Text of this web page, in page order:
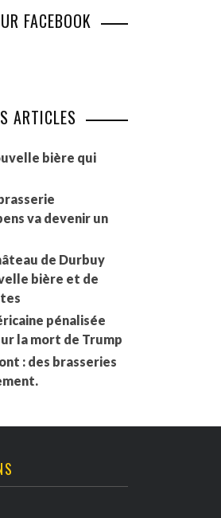
FACEBOOK
ARTICLES
bière qui
va devenir un
de Durbuy
bière et de
pénalisée
la mort de Trump
: des brasseries